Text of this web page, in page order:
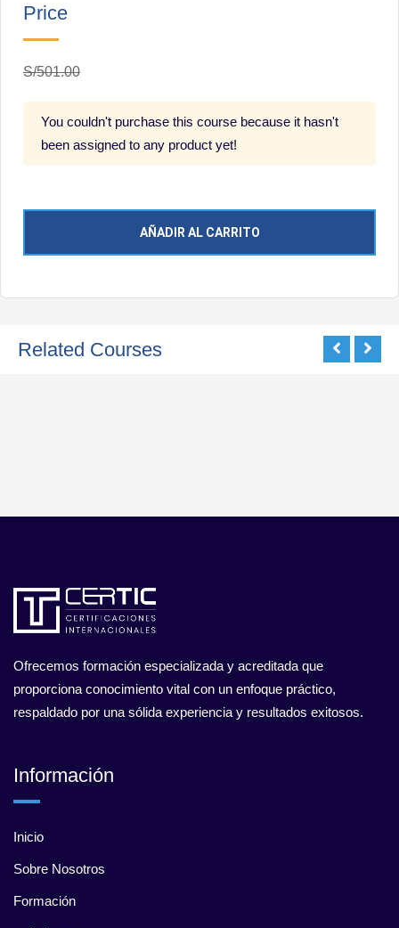
Price
S/501.00
You couldn't purchase this course because it hasn't
been assigned to any product yet!
AÑADIR AL CARRITO
Related Courses
Ofrecemos formación especializada y acreditada que
proporciona conocimiento vital con un enfoque práctico,
respaldado por una sólida experiencia y resultados exitosos.
Información
Inicio
Sobre Nosotros
Formación